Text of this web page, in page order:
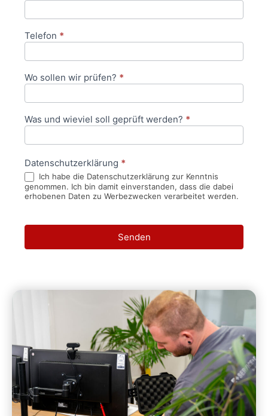
Telefon *
Wo sollen wir prüfen? *
Was und wieviel soll geprüft werden? *
Datenschutzerklärung *
Ich habe die Datenschutzerklärung zur Kenntnis
genommen. Ich bin damit einverstanden, dass die dabei
erhobenen Daten zu Werbezwecken verarbeitet werden.
Senden